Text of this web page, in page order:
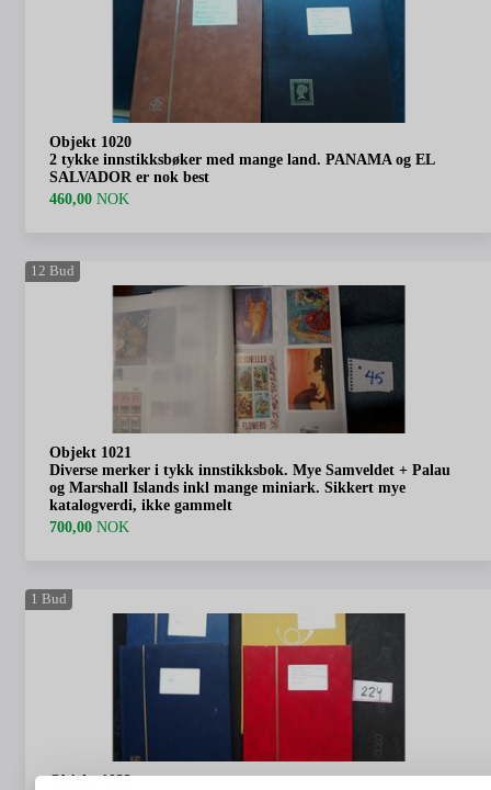
Objekt 1020
2 tykke innstikksbøker med mange land. PANAMA og EL
SALVADOR er nok best
460,00 NOK
12 Bud
Objekt 1021
Diverse merker i tykk innstikksbok. Mye Samveldet + Palau
og Marshall Islands inkl mange miniark. Sikkert mye
katalogverdi, ikke gammelt
700,00 NOK
1 Bud
Objekt 1022